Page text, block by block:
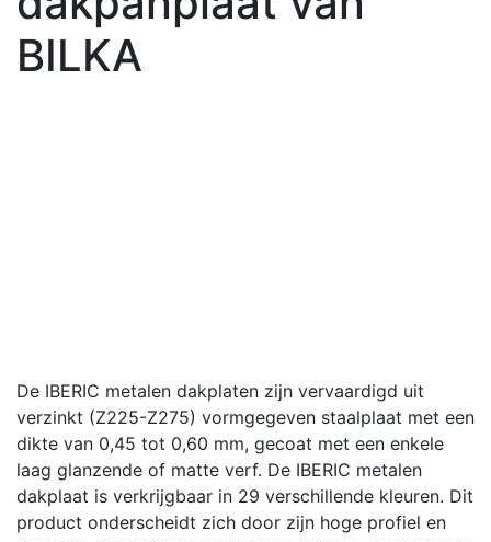
BILKA
De IBERIC metalen dakplaten zijn vervaardigd uit
verzinkt (Z225-Z275) vormgegeven staalplaat met een
dikte van 0,45 tot 0,60 mm, gecoat met een enkele
laag glanzende of matte verf. De IBERIC metalen
dakplaat is verkrijgbaar in 29 verschillende kleuren. Dit
product onderscheidt zich door zijn hoge profiel en